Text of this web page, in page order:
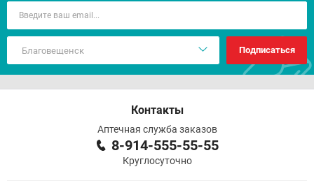
Подписаться
Контакты
Аптечная служба заказов
8-914-555-55-55
Круглосуточно